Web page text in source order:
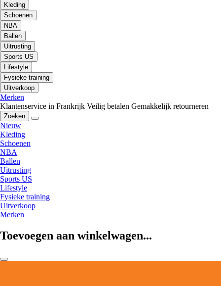
Kleding
Schoenen
NBA
Ballen
Uitrusting
Sports US
Lifestyle
Fysieke training
Uitverkoop
Merken
Klantenservice in Frankrijk Veilig betalen Gemakkelijk retourneren
Zoeken
Nieuw
Kleding
Schoenen
NBA
Ballen
Uitrusting
Sports US
Lifestyle
Fysieke training
Uitverkoop
Merken
Toevoegen aan winkelwagen...